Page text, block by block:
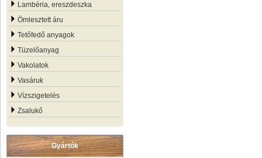
Lambéria, ereszdeszka
Ömlesztett áru
Tetőfedő anyagok
Tüzelőanyag
Vakolatok
Vasáruk
Vízszigetelés
Zsalukő
Gyártók